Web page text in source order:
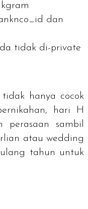
dan
tidak di-private
hanya cocok
hari H
perasaan sambil
atau wedding
tahun untuk